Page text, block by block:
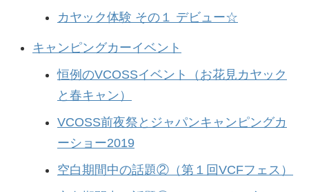
カヤック体験 その１ デビュー☆
キャンピングカーイベント
恒例のVCOSSイベント（お花見カヤック
と春キャン）
VCOSS前夜祭とジャパンキャンピングカ
ーショー2019
空白期間中の話題②（第１回VCFフェス）